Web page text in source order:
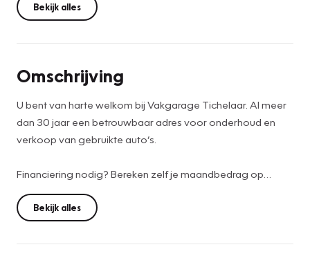
Bekijk alles
Omschrijving
U bent van harte welkom bij Vakgarage Tichelaar. Al meer
dan 30 jaar een betrouwbaar adres voor onderhoud en
verkoop van gebruikte auto’s.
Financiering nodig? Bereken zelf je maandbedrag op
https://www.vakgaragetichelaar.nl/diensten/financiering.
De prijs is op basis van meeneemprijs. Wij streven naar zo
Bekijk alles